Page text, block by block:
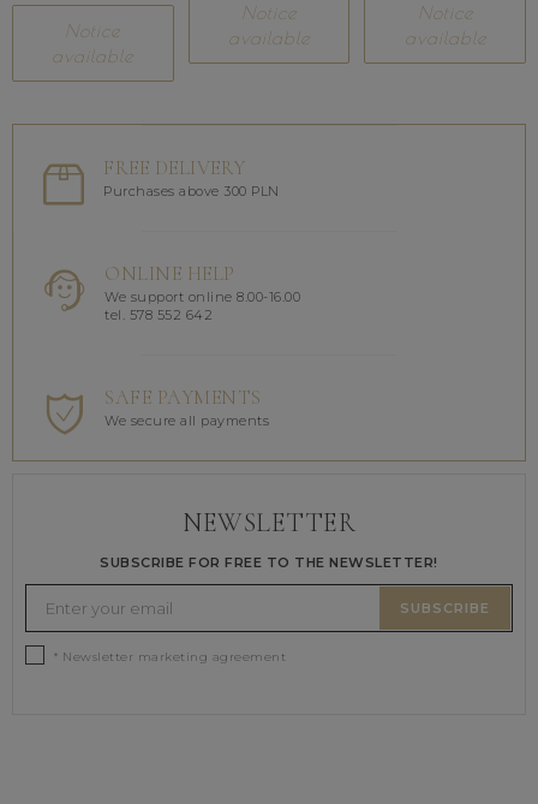
Notice
available
Notice
available
Notice
available
FREE DELIVERY
Purchases above 300 PLN
ONLINE HELP
We support online 8.00-16.00
tel. 578 552 642
SAFE PAYMENTS
We secure all payments
NEWSLETTER
SUBSCRIBE FOR FREE TO THE NEWSLETTER!
SUBSCRIBE
* Newsletter marketing agreement